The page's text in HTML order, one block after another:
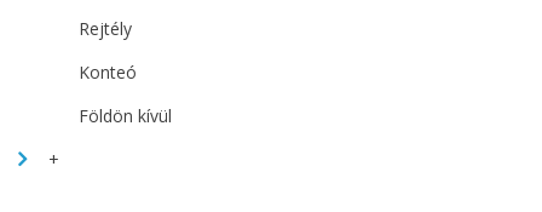
Rejtély
Konteó
Földön kívül
+